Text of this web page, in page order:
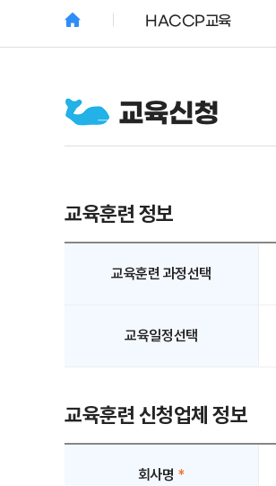
HACCP교육
교육신청
교육훈련 정보
교육훈련 과정선택
교육일정선택
교육훈련 신청업체 정보
회사명 *